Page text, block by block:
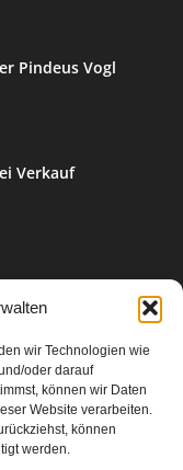
wir Technologien wie
oder darauf
können wir Daten
Website verarbeiten.
können
werden.
Pindeus Vogl
Verkauf
3005
2067